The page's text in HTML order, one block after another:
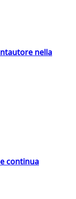
nella
continua